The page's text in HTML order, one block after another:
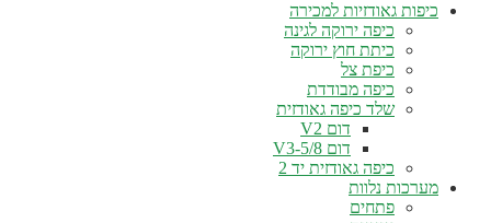
כיפות גאודזיות למכירה
כיפה ירוקה לגינה
כיתת חוץ ירוקה
כיפת צל
כיפה מבודדת
שלד כיפה גאודזית
דום V2
דום V3-5/8
כיפה גאודזית יד 2
מערכות נלוות
פתחים